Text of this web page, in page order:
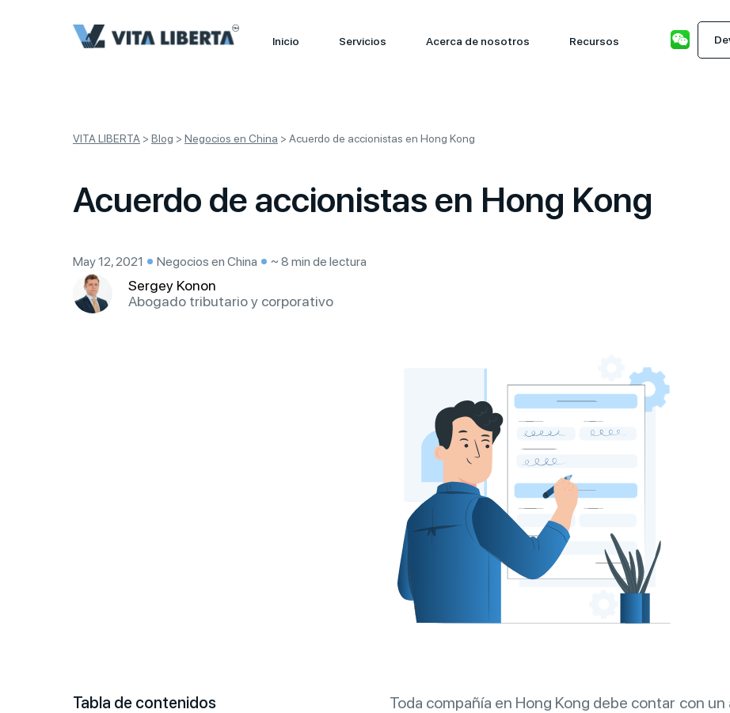
Inicio Servicios Acerca de nosotros Recursos
VITA LIBERTA > Blog > Negocios en China > Acuerdo de accionistas en Hong Kong
Acuerdo de accionistas en Hong Kong
May 12, 2021 Negocios en China ~ 8 min de lectura
Sergey Konon
Abogado tributario y corporativo
Tabla de contenidos
Toda compañía en Hong Kong debe contar con